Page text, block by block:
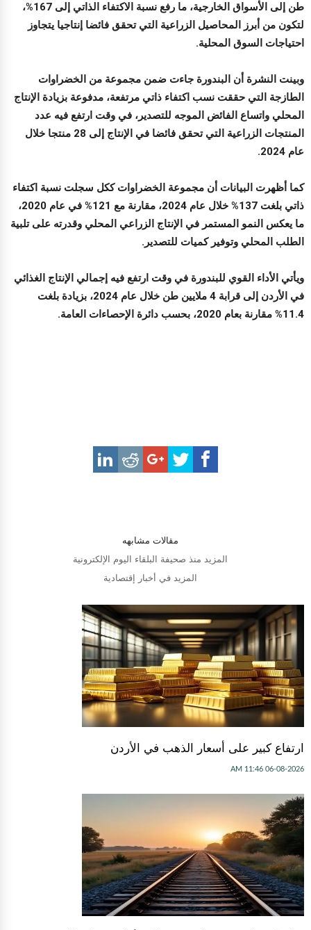
طن إلى الأسواق الخارجية، ما رفع نسبة الاكتفاء الذاتي إلى 167%،
لتكون من أبرز المحاصيل الزراعية التي تحقق فائضا إنتاجيا يتجاوز
احتياجات السوق المحلية.
وبينت النشرة أن البندورة جاءت ضمن مجموعة من الخضراوات
الطازجة التي حققت نسب اكتفاء ذاتي مرتفعة، مدفوعة بزيادة الإنتاج
المحلي واتساع الفائض الموجه للتصدير، في وقت ارتفع فيه عدد
المنتجات الزراعية التي تحقق فائضا في الإنتاج إلى 28 منتجا خلال
عام 2024.
كما أظهرت البيانات أن مجموعة الخضراوات ككل سجلت نسبة اكتفاء
ذاتي بلغت 137% خلال عام 2024، مقارنة مع 121% في عام 2020،
ما يعكس النمو المستمر في الإنتاج الزراعي المحلي وقدرته على تلبية
الطلب المحلي وتوفير كميات للتصدير.
ويأتي الأداء القوي للبندورة في وقت ارتفع فيه إجمالي الإنتاج الغذائي
في الأردن إلى قرابة 4 ملايين طن خلال عام 2024، بزيادة بلغت
11.4% مقارنة بعام 2020، بحسب دائرة الإحصاءات العامة.
مقالات مشابهه
المزيد منذ صحيفة البلقاء اليوم الإلكترونية
المزيد في أخبار إقتصادية
ارتفاع كبير على أسعار الذهب في الأردن
06-08-2026 11:46 AM